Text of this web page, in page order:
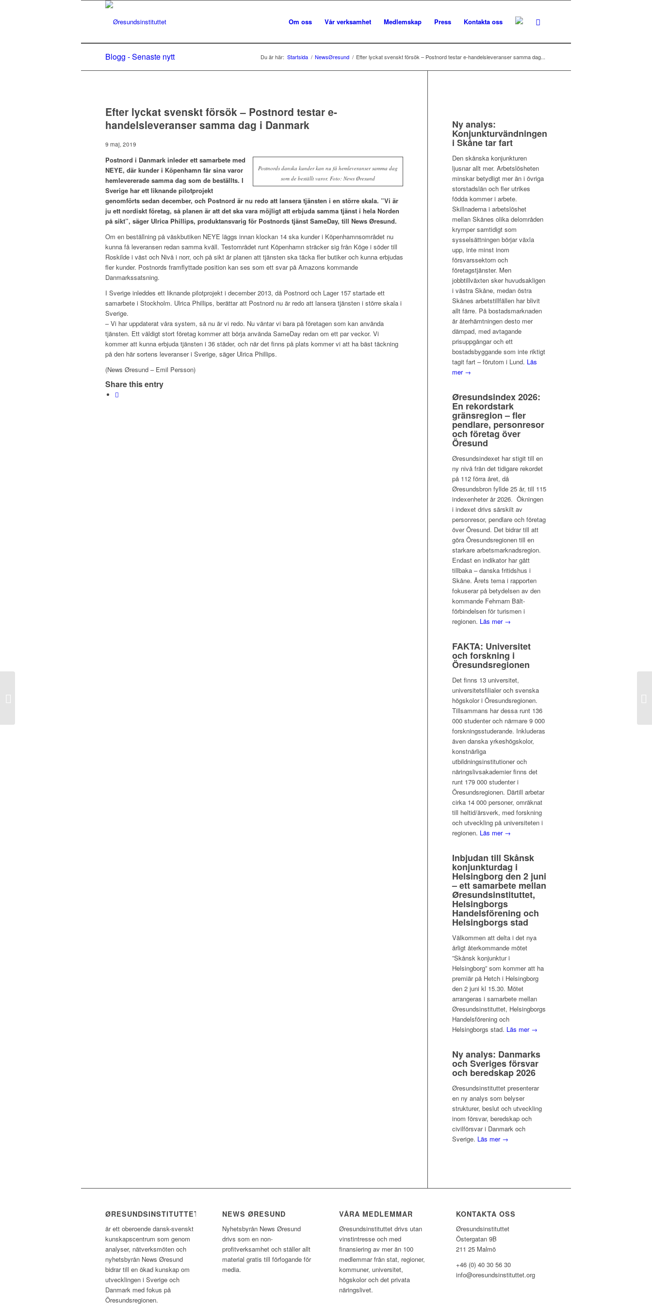
Om oss Vår verksamhet Medlemskap Press Kontakta oss
Blogg - Senaste nytt Du är här: Startsida / NewsØresund / Efter lyckat svenskt försök – Postnord testar e-handelsleveranser samma dag...
Efter lyckat svenskt försök – Postnord testar e-
handelsleveranser samma dag i Danmark
9 maj, 2019
Postnords danska kunder kan nu få hemleveranser samma dag
som de beställt varor. Foto: News Øresund
Postnord i Danmark inleder ett samarbete med
NEYE, där kunder i Köpenhamn får sina varor
hemlevererade samma dag som de beställts. I
Sverige har ett liknande pilotprojekt
genomförts sedan december, och Postnord är nu redo att lansera tjänsten i en större skala. ”Vi är
ju ett nordiskt företag, så planen är att det ska vara möjligt att erbjuda samma tjänst i hela Norden
på sikt”, säger Ulrica Phillips, produktansvarig för Postnords tjänst SameDay, till News Øresund.
Om en beställning på väskbutiken NEYE läggs innan klockan 14 ska kunder i Köpenhamnsområdet nu
kunna få leveransen redan samma kväll. Testområdet runt Köpenhamn sträcker sig från Köge i söder till
Roskilde i väst och Nivå i norr, och på sikt är planen att tjänsten ska täcka fler butiker och kunna erbjudas
fler kunder. Postnords framflyttade position kan ses som ett svar på Amazons kommande
Danmarkssatsning.
I Sverige inleddes ett liknande pilotprojekt i december 2013, då Postnord och Lager 157 startade ett
samarbete i Stockholm. Ulrica Phillips, berättar att Postnord nu är redo att lansera tjänsten i större skala i
Sverige.
– Vi har uppdaterat våra system, så nu är vi redo. Nu väntar vi bara på företagen som kan använda
tjänsten. Ett väldigt stort företag kommer att börja använda SameDay redan om ett par veckor. Vi
kommer att kunna erbjuda tjänsten i 36 städer, och när det finns på plats kommer vi att ha bäst täckning
på den här sortens leveranser i Sverige, säger Ulrica Phillips.
(News Øresund – Emil Persson)
Share this entry
Ny analys:
Konjunkturvändningen
i Skåne tar fart
Den skånska konjunkturen
ljusnar allt mer. Arbetslösheten
minskar betydligt mer än i övriga
storstadslän och fler utrikes
födda kommer i arbete.
Skillnaderna i arbetslöshet
mellan Skånes olika delområden
krymper samtidigt som
sysselsättningen börjar växla
upp, inte minst inom
försvarssektorn och
företagstjänster. Men
jobbtillväxten sker huvudsakligen
i västra Skåne, medan östra
Skånes arbetstillfällen har blivit
allt färre. På bostadsmarknaden
är återhämtningen desto mer
dämpad, med avtagande
prisuppgångar och ett
bostadsbyggande som inte riktigt
tagit fart – förutom i Lund. Läs
mer →
Øresundsindex 2026:
En rekordstark
gränsregion – fler
pendlare, personresor
och företag över
Öresund
Øresundsindexet har stigit till en
ny nivå från det tidigare rekordet
på 112 förra året, då
Øresundsbron fyllde 25 år, till 115
indexenheter år 2026. Ökningen
i indexet drivs särskilt av
personresor, pendlare och företag
över Öresund. Det bidrar till att
göra Öresundsregionen till en
starkare arbetsmarknadsregion.
Endast en indikator har gått
tillbaka – danska fritidshus i
Skåne. Årets tema i rapporten
fokuserar på betydelsen av den
kommande Fehmarn Bält-
förbindelsen för turismen i
regionen. Läs mer →
FAKTA: Universitet
och forskning i
Öresundsregionen
Det finns 13 universitet,
universitetsfilialer och svenska
högskolor i Öresundsregionen.
Tillsammans har dessa runt 136
000 studenter och närmare 9 000
forskningsstuderande. Inkluderas
även danska yrkeshögskolor,
konstnärliga
utbildningsinstitutioner och
näringslivsakademier finns det
runt 179 000 studenter i
Öresundsregionen. Därtill arbetar
cirka 14 000 personer, omräknat
till heltid/årsverk, med forskning
och utveckling på universiteten i
regionen. Läs mer →
Inbjudan till Skånsk
konjunkturdag i
Helsingborg den 2 juni
– ett samarbete mellan
Øresundsinstituttet,
Helsingborgs
Handelsförening och
Helsingborgs stad
Välkommen att delta i det nya
årligt återkommande mötet
”Skånsk konjunktur i
Helsingborg” som kommer att ha
premiär på Hetch i Helsingborg
den 2 juni kl 15.30. Mötet
arrangeras i samarbete mellan
Øresundsinstituttet, Helsingborgs
Handelsförening och
Helsingborgs stad. Läs mer →
Ny analys: Danmarks
och Sveriges försvar
och beredskap 2026
Øresundsinstituttet presenterar
en ny analys som belyser
strukturer, beslut och utveckling
inom försvar, beredskap och
civilförsvar i Danmark och
Sverige. Läs mer →
ØRESUNDSINSTITUTTET
är ett oberoende dansk-svenskt
kunskapscentrum som genom
analyser, nätverksmöten och
nyhetsbyrån News Øresund
bidrar till en ökad kunskap om
utvecklingen i Sverige och
Danmark med fokus på
Öresundsregionen.
NEWS ØRESUND
Nyhetsbyrån News Øresund
drivs som en non-
profitverksamhet och ställer allt
material gratis till förfogande för
media.
VÅRA MEDLEMMAR
Øresundsinstituttet drivs utan
vinst­intresse och med
finansiering av mer än 100
medlemmar från stat, regioner,
kommuner, universitet,
högskolor och det privata
näringslivet.
KONTAKTA OSS
Øresundsinstituttet
Östergatan 9B
211 25 Malmö
+46 (0) 40 30 56 30
info@oresundsinstituttet.org